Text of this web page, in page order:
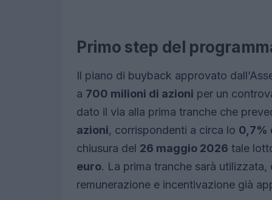
Primo step del
Il piano di buyback approvato
a 700 milioni di azioni per un
dato il via alla prima tranche che
azioni, corrispondenti a circa lo 0,7%
chiusura del 26 maggio 2026 tale
euro. La prima tranche sarà
remunerazione e incentivazione già